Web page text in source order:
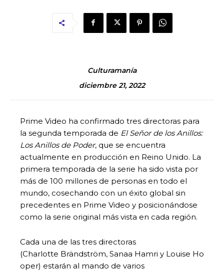
Culturamanía
diciembre 21, 2022
Prime Video ha confirmado tres directoras para
la segunda temporada de El Señor de los Anillos:
Los Anillos de Poder, que se encuentra
actualmente en producción en Reino Unido. La
primera temporada de la serie ha sido vista por
más de 100 millones de personas en todo el
mundo, cosechando con un éxito global sin
precedentes en Prime Video y posicionándose
como la serie original más vista en cada región.
Cada una de las tres directoras
(Charlotte Brändström, Sanaa Hamri y Louise Ho
oper) estarán al mando de varios